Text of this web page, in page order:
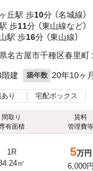
丘駅 歩10分 （名城線）
歩11分 （東山線など）
駅 歩16分 （東山線）
名古屋市千種区春里町
階建 築年数 20年10ヶ月
り 宅配ボックス
間取り
有面積
賃料
管理費等
1R
㎡
5万円
6,000円